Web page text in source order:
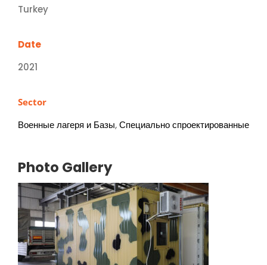
Turkey
Date
2021
Sector
Военные лагеря и Базы,Специально спроектированные
Photo Gallery